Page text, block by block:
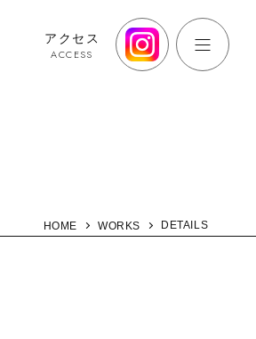
アクセス
ACCESS
HOME WORKS DETAILS